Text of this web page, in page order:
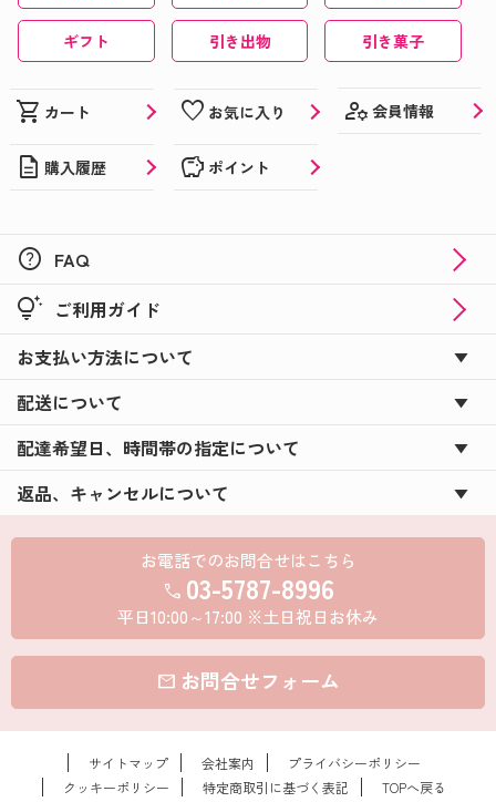
ギフト 引き出物 引き菓子
shopping_cart カート favorite お気に入り manage_accounts 会員情報
description 購入履歴 savings ポイント
help FAQ
tips_and_updates ご利用ガイド
お支払い方法について
配送について
配達希望日、時間帯の指定について
返品、キャンセルについて
お電話でのお問合せはこちら
call 03-5787-8996
平日10:00～17:00 ※土日祝日お休み
mail お問合せフォーム
サイトマップ 会社案内
プライバシーポリシー
クッキーポリシー
特定商取引に基づく表記 TOPへ戻る